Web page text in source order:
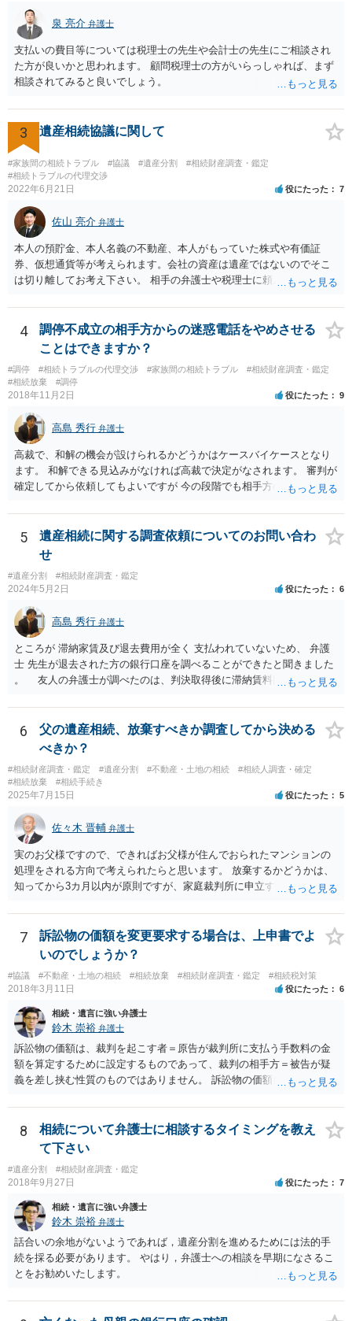
ば、まずそれを書くとよいです。 次に「申立ての理由」のところに、
なぜ調停を申し立てたのか(例えば、あかささんと話合いが出来ない／
決裂した、など)や亡くなった方・あかささん・お姉さん間の事情やい
きさつなどが書かれていると思うので、あかささんから見てそれは違
うと感じるところは、どのように違うのか、など書くとよいです。 そ
の他、お姉さんの申立書には書かれていないけど、どのように遺産を
った等)、それも書くとよいです。 書かない方が良いと思うことは、遺
産分割に関係ない(と思われる)いきさつを沢山盛り込むことだと考えま
す(あくまで遺産分割に関係することに留める方が、裁判所や調停委員
の方に事情を理解してもらいやすいと思います)。
泉 亮介 弁護士
支払いの費目等については税理士の先生や会計士の先生にご相談され
た方が良いかと思われます。 顧問税理士の方がいらっしゃれば、まず
相談されてみると良いでしょう。
3 遺産相続協議に関して
#家族間の相続トラブル #協議 #遺産分割
#相続財産調査・鑑定
#相続トラブルの代理交渉
2022年6月21日 役にたった 7
佐山 亮介 弁護士
本人の預貯金、本人名義の不動産、本人がもっていた株式や有価証
券、仮想通貨等が考えられます。会社の資産は遺産ではないのでそこ
は切り離してお考え下さい。 相手の弁護士や税理士に頼んでも守秘義
意に開示を求め、応じなければ「調査嘱託」という手続きを使って銀
行等に照会をかけることになるでしょう。 不動産は、相続登記が済ん
でいなければ市役所ないし区役所に、お子様と義父様のつながりがわ
かる戸籍一式を揃えてもちこみ、「名寄せ」という手続きをすると、
分かると思います。遺産分割協議書の偽造等により既に相続登記され
てしまっている場合は、住所などに当たりをつけて登記名義を調べて
すが、現代では、各々が自由に価格設定をしていますので、特に相場
はお示しできません。ただし、かつて日本弁護士連合会が設けていた
報酬基準を踏まえて価格設定している弁護士は一定数いると思います
ので、それが一応の目安となるでしょう。
4
調停不成立の相手方からの迷惑電話をやめさせる
ことはできますか？
#調停 #相続トラブルの代理交渉 #家族間の相続トラブル
#相続財産調査・鑑定
#相続放棄
#調停
2018年11月2日 役にたった 9
高島 秀行 弁護士
高裁で、和解の機会が設けられるかどうかはケースバイケースとなり
ます。 和解できる見込みがなければ高裁で決定がなされます。 審判が
確定してから依頼してもよいですが 今の段階でも相手方の連絡が迷惑
5
遺産相続に関する調査依頼についてのお問い合わ
せ
#遺産分割 #相続財産調査・鑑定
2024年5月2日 役にたった 6
高島 秀行 弁護士
ところが 滞納家賃及び退去費用が全く 支払われていないため、 弁護
士 先生が退去された方の銀行口座を調べることができたと聞きました
。 友人の弁護士が調べたのは、判決取得後に滞納賃料回収のため
預金の入出金履歴を調べたわけではありません。 残念ながら、事案
や目的も異なりますし、開示の内容も異なります。
6
父の遺産相続、放棄すべきか調査してから決める
べきか？
#相続財産調査・鑑定 #遺産分割 #不動産・土地の相続
#相続人調査・確定
#相続放棄
#相続手続き
2025年7月15日 役にたった 5
佐々木 晋輔 弁護士
実のお父様ですので、できればお父様が住んでおられたマンションの
処理をされる方向で考えられたらと思います。 放棄するかどうかは、
知ってから3カ月以内が原則ですが、家庭裁判所に申立すれば3カ月の
放棄するかどうか決めることができます。 銀行やサラ金が数年も放置
することはありませんので、数年後に借金が発見される可能性はほぼ
ありません。 なお、私が扱った相続放棄を検討していた案件で、期間
伸長して調査したところ、サラ金に対する過払金など相当な財産が見
つかったため相続したという事例がありました。
7
訴訟物の価額を変更要求する場合は、上申書でよ
いのでしょうか？
#協議 #不動産・土地の相続 #相続放棄 #相続財産調査・鑑定 #相続税対策
2018年3月11日 役にたった 6
相続・遺言に強い弁護士
鈴木 崇裕 弁護士
訴訟物の価額は、裁判を起こす者＝原告が裁判所に支払う手数料の金
額を算定するために設定するものであって、裁判の相手方＝被告が疑
義を差し挟む性質のものではありません。 訴訟物の価額自体が裁判の
したとしても、変更されることはありません。
8
相続について弁護士に相談するタイミングを教え
て下さい
#遺産分割 #相続財産調査・鑑定
2018年9月27日 役にたった 7
相続・遺言に強い弁護士
鈴木 崇裕 弁護士
話合いの余地がないようであれば，遺産分割を進めるためには法的手
続を採る必要があります。 やはり，弁護士への相談を早期になさるこ
とをお勧めいたします。